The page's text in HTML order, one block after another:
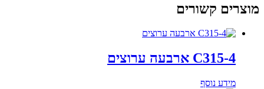
מוצרים קשורים
C315-4 ארבעה ערוצים
מידע נוסף